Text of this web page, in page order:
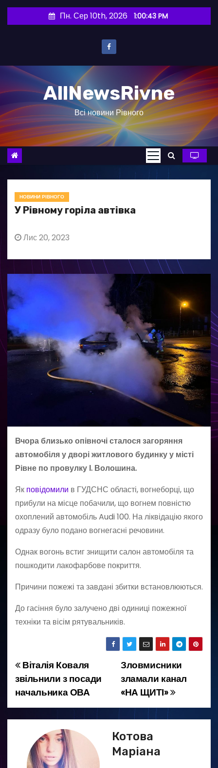
и
о
в
Пн. Сер 10th, 2026 1:00:44 PM
AllNewsRivne
Всі новини Рівного
НОВИНИ РІВНОГО
У Рівному горіла автівка
Лис 20, 2023
Вчора близько опівночі сталося загоряння
автомобіля у дворі житлового будинку у місті
Рівне по провулку І. Волошина.
Як повідомили в ГУДСНС області, вогнеборці, що
прибули на місце побачили, що вогнем повністю
охоплений автомобіль Audi 100. На ліквідацію якого
одразу було подано вогнегасні речовини.
Однак вогонь встиг знищити салон автомобіля та
пошкодити лакофарбове покриття.
Причини пожежі та завдані збитки встановлюються.
До гасіння було залучено дві одиниці пожежної
техніки та вісім рятувальників.
Н
а
в
Зловмисники
зламали канал
«НА ЩИТІ»
Віталія Коваля
звільнили з посади
начальника ОВА
Котова
Маріана